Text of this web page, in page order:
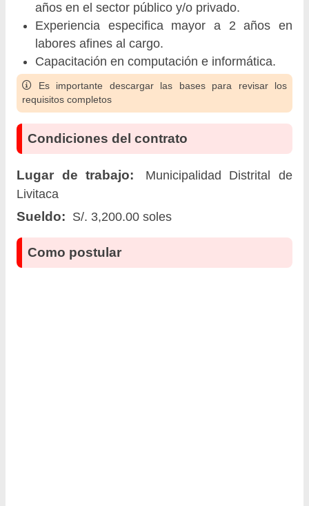
años en el sector público y/o privado.
Experiencia especifica mayor a 2 años en
labores afines al cargo.
Capacitación en computación e informática.
Es importante descargar las bases para revisar los
requisitos completos
Condiciones del contrato
Lugar de trabajo:
Municipalidad Distrital de
Livitaca
Sueldo: S/. 3,200.00 soles
Como postular